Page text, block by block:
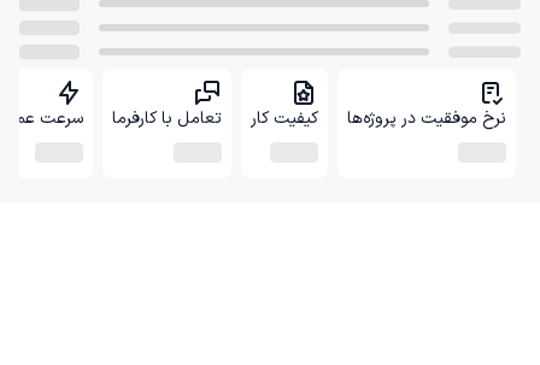
نرخ موفقیت در پروژه‌ها کیفیت کار تعامل با کارفرما سرعت عمل